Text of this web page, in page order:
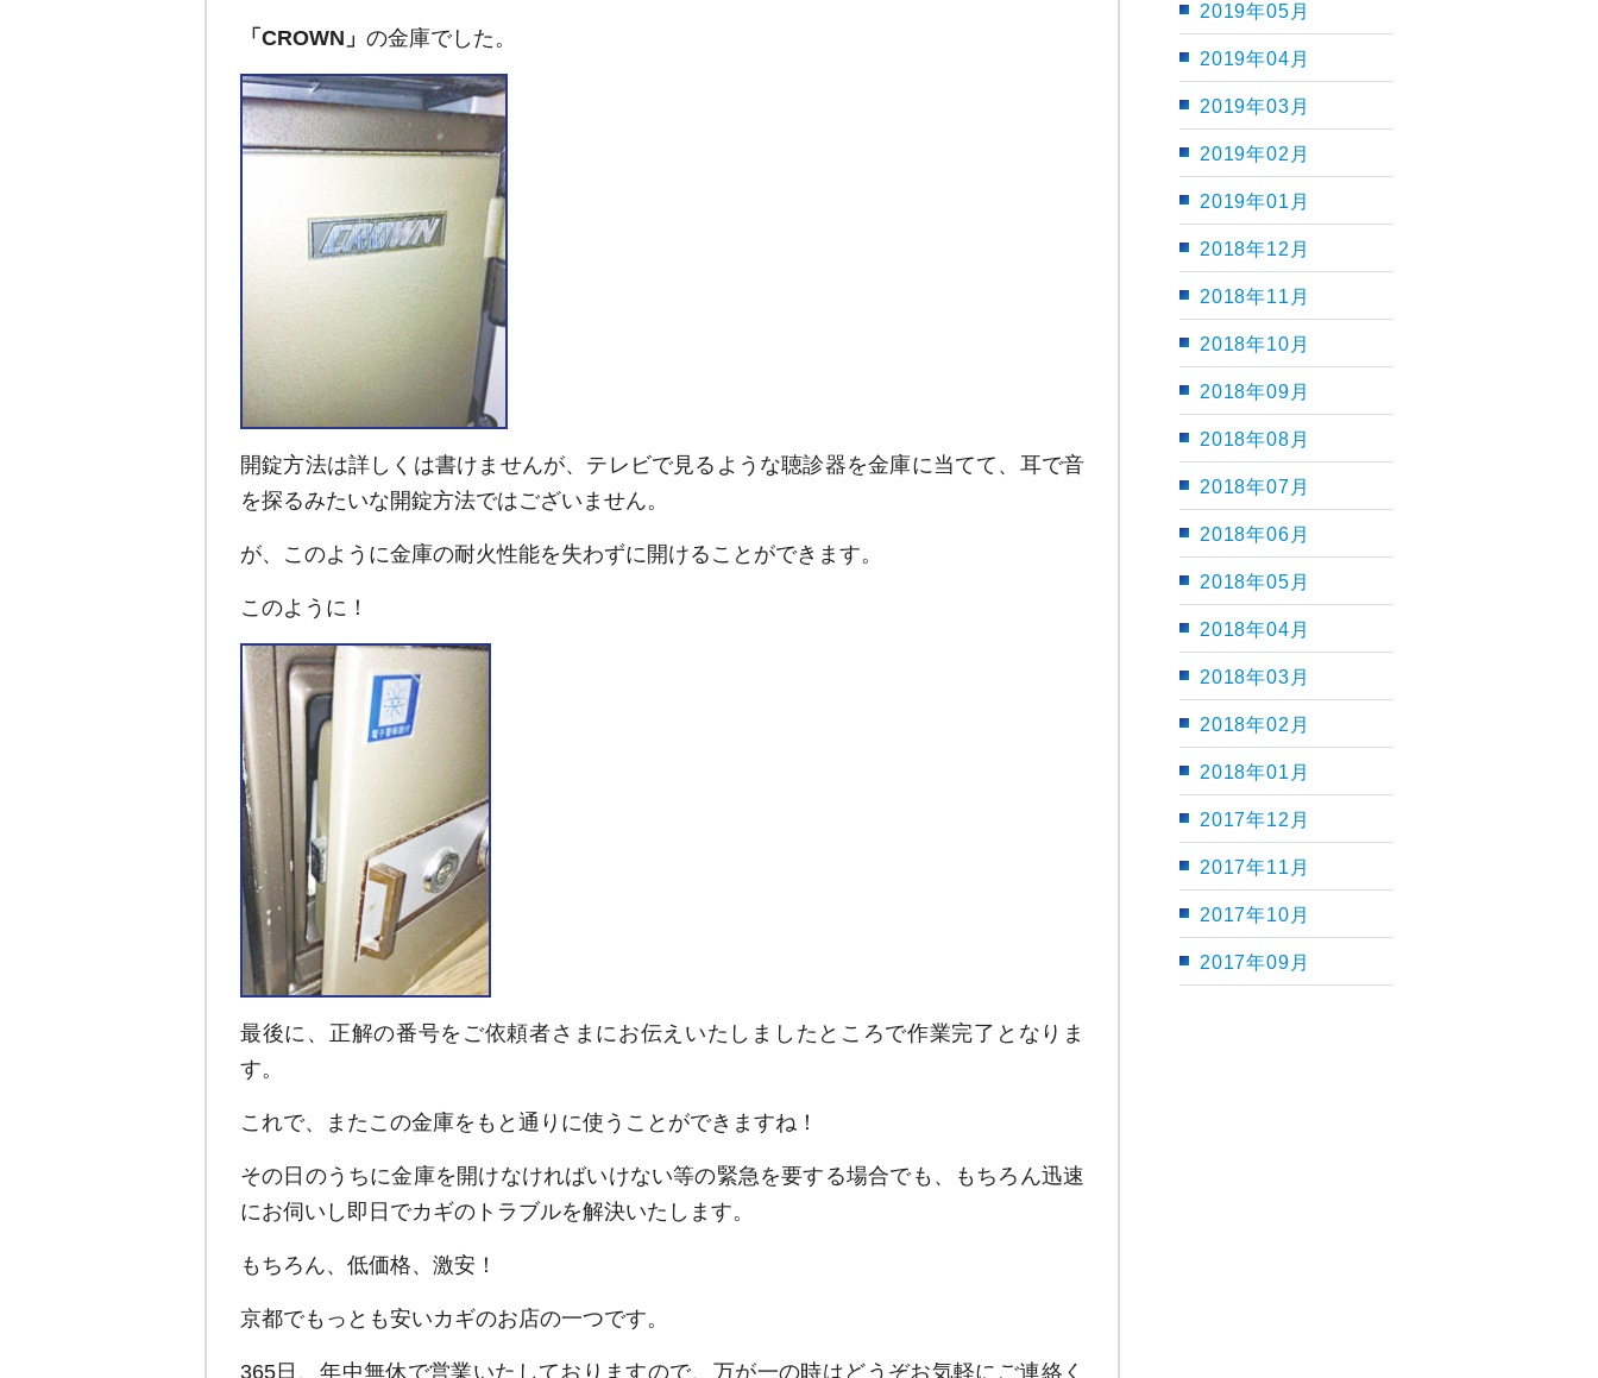
「CROWN」 の金庫でした。
開錠方法は詳しくは書けませんが、テレビで見るような聴診器を金庫に当てて、耳で音
を探るみたいな開錠方法ではございません。
が、このように金庫の耐火性能を失わずに開けることができます。
このように！
最後に、正解の番号をご依頼者さまにお伝えいたしましたところで作業完了となりま
す。
これで、またこの金庫をもと通りに使うことができますね！
その日のうちに金庫を開けなければいけない等の緊急を要する場合でも、もちろん迅速
にお伺いし即日でカギのトラブルを解決いたします。
もちろん、低価格、激安！
京都でもっとも安いカギのお店の一つです。
365日、年中無休で営業いたしておりますので、万が一の時はどうぞお気軽にご連絡く
2019年05月
2019年04月
2019年03月
2019年02月
2019年01月
2018年12月
2018年11月
2018年10月
2018年09月
2018年08月
2018年07月
2018年06月
2018年05月
2018年04月
2018年03月
2018年02月
2018年01月
2017年12月
2017年11月
2017年10月
2017年09月